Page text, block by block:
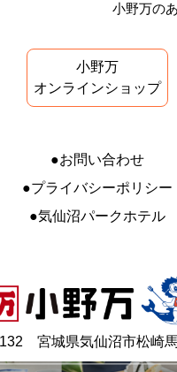
小野万の
小野万
オンラインショップ
お問い合わせ
プライバシーポリシー
気仙沼パークホテル
宮城県気仙沼市松崎